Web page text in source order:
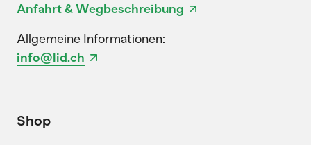
Anfahrt & Wegbeschreibung
Allgemeine Informationen:
info@lid.ch
Shop